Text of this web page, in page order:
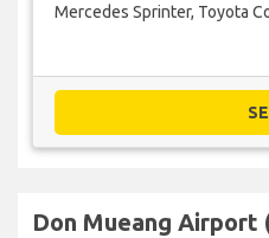
Mercedes Sprinter, Toyota
Don Mueang